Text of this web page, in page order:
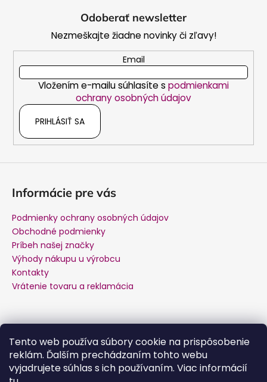
Tento web používa súbory cookie na prispôsobenie
reklám. Ďalším prechádzaním tohto webu
vyjadrujete súhlas s ich používaním. Viac informácií
Odoberať newsletter
Nezmeškajte žiadne novinky či zľavy!
Email
Vložením e-mailu súhlasíte s podmienkami
ochrany osobných údajov
PRIHLÁSIŤ SA
Informácie pre vás
Podmienky ochrany osobných údajov
Obchodné podmienky
Príbeh našej značky
Výhody nákupu u výrobcu
Kontakty
Vrátenie tovaru a reklamácia
podpora@salente.sk
Facebook